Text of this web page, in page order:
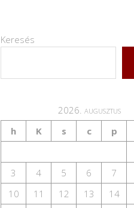
Keresés
2026. augusztus
h
K s c p
3
4 5 6 7
10
11 12 13 14